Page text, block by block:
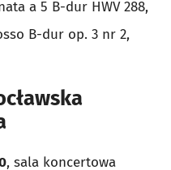
a 5 B-dur HWV 288,
B-dur op. 3 nr 2,
, sala koncertowa